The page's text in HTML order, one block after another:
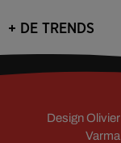
+ DE TRENDS
Design Olivier
Varma